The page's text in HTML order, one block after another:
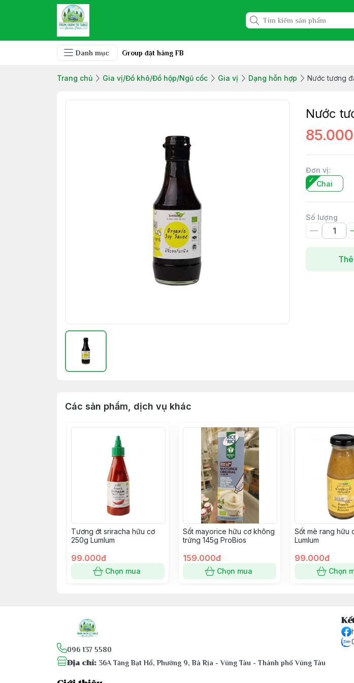
Danh mục Group đặt hàng FB
Trang chủ Gia vị/Đồ khô/Đồ hộp/Ngũ cốc Gia vị Dạng hỗn hợp Nước tương
Nước
Đơn vị:
Chai
Số lượng
Các sản phẩm, dịch vụ khác
Tương ớt sriracha hữu cơ
250g Lumlum
99.000đ
Chọn mua
Sốt mayorice hữu cơ không
trứng 145g ProBios
159.000đ
Chọn mua
Sốt mè rang hữu
Lumlum
99.000đ
Chọn
096 137 5580
Địa chỉ: 36A Tăng Bạt Hổ, Phường 9, Bà Rịa - Vũng Tàu - Thành phố Vũng Tàu